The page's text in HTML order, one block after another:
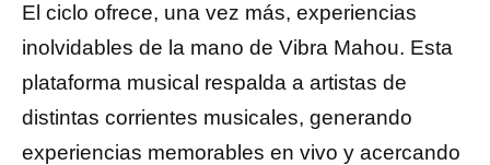
El ciclo ofrece, una vez más, experiencias
inolvidables de la mano de Vibra Mahou. Esta
plataforma musical respalda a artistas de
distintas corrientes musicales, generando
experiencias memorables en vivo y acercando